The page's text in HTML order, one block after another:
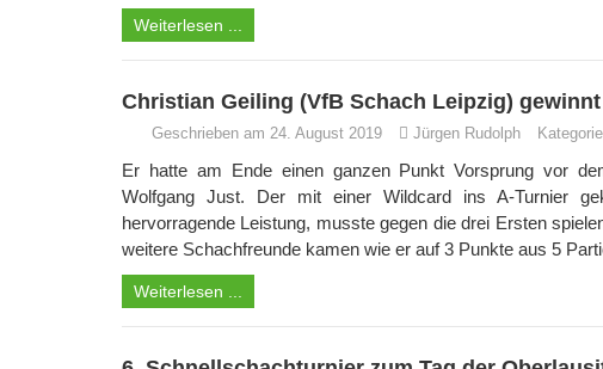
Weiterlesen ...
Christian Geiling (VfB Schach Leipzig)
Geschrieben am 24. August 2019 Jürgen Rudolph
Er hatte am Ende einen ganzen Punkt Vorsprung vor
Wolfgang Just. Der mit einer Wildcard ins A-Turnier
hervorragende Leistung, musste gegen die drei Ersten
weitere Schachfreunde kamen wie er auf 3 Punkte aus 5
Weiterlesen ...